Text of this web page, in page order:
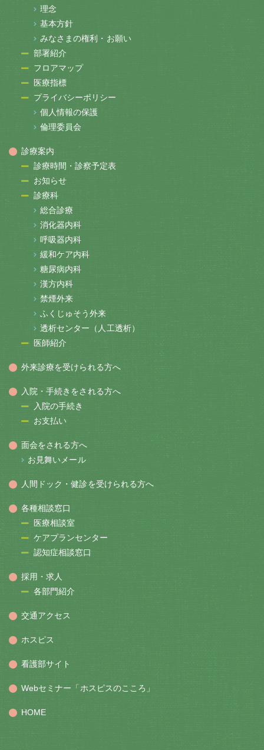
理念
基本方針
みなさまの権利・お願い
部署紹介
フロアマップ
医療指標
プライバシーポリシー
個人情報の保護
倫理委員会
診療案内
診療時間・診察予定表
お知らせ
診療科
総合診療
消化器内科
呼吸器内科
緩和ケア内科
糖尿病内科
漢方内科
禁煙外来
ふくじゅそう外来
透析センター（人工透析）
医師紹介
外来診療を受けられる方へ
入院・手続きをされる方へ
入院の手続き
お支払い
面会をされる方へ
お見舞いメール
人間ドック・健診を受けられる方へ
各種相談窓口
医療相談室
ケアプランセンター
認知症相談窓口
採用・求人
各部門紹介
交通アクセス
ホスピス
看護部サイト
Webセミナー「ホスピスのこころ」
HOME